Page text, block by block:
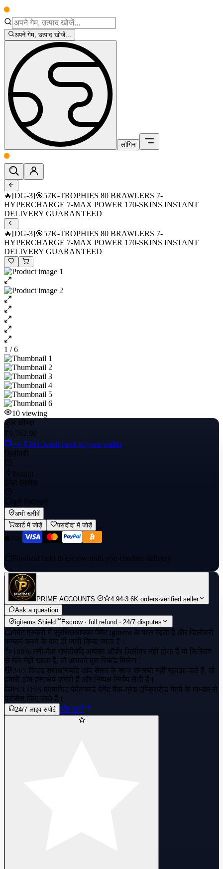
अपने गेम, उत्पाद खोजें...
लॉगिन
🔥[DG-3]🎯57K-TROPHIES 80 BRAWLERS 7-
HYPERCHARGE 7-MAX POWER 170-SKINS INSTANT
DELIVERY GUARANTEED
🔥[DG-3]🎯57K-TROPHIES 80 BRAWLERS 7-
HYPERCHARGE 7-MAX POWER 170-SKINS INSTANT
DELIVERY GUARANTEED
1 / 6
10 viewing
कुल कीमत
₹9,782.90
+≈ ₹391.3cash back to your wallet
डिलीवरी
Instant
ईमेल एक्सेस
पूर्ण नियंत्रण
अभी खरीदें
कार्ट में जोड़ें
पसंदीदा में जोड़ें
Payment held in escrow until you confirm delivery
PRIME ACCOUNTS 4.94·3.6K orders·verified seller
Ask a question
igitems Shield™ Escrow · full refund · 24/7 disputes
पेमेंट एस्क्रो में सुरक्षितआपका पेमेंट igitems के पास रहता है और डिलीवरी
कन्फर्म करने के बाद ही जारी किया जाता है।
100% मनी-बैक गारंटीयदि आपका ऑर्डर डिलीवर नहीं होता है या लिस्टिंग
से मेल नहीं खाता है, तो आपको पूरा रिफंड मिलेगा।
24/7 विवाद समाधानयदि आप सेलर के साथ समस्या नहीं सुलझा पाते हैं, तो
हमारी टीम हस्तक्षेप करती है और निष्पक्ष निर्णय लेती है।
PCI DSS प्रमाणित पेमेंटकार्ड पेमेंट बैंक-ग्रेड एन्क्रिप्टेड गेटवे के माध्यम से
प्रोसेस किए जाते हैं।
24/7 लाइव सपोर्ट और जानें